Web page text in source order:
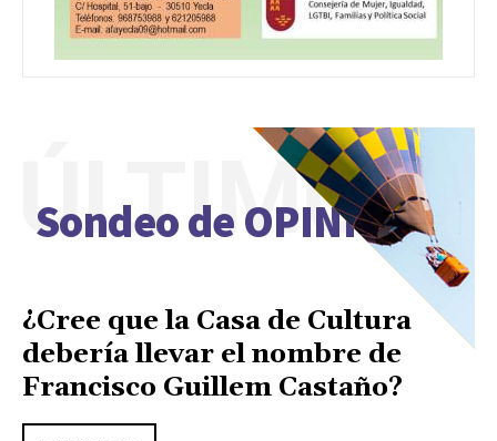
Sondeo de OPINIÓN
ÚLTIMO
¿Cree que la Casa de Cultura
debería llevar el nombre de
Francisco Guillem Castaño?